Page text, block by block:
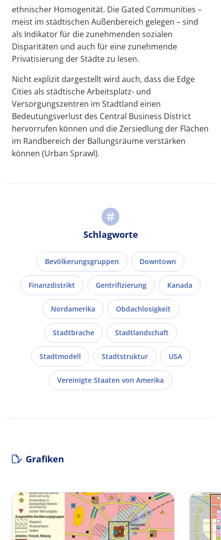
ethnischer Homogenität. Die Gated Communities –
meist im städtischen Außenbereich gelegen – sind
als Indikator für die zunehmenden sozialen
Disparitäten und auch für eine zunehmende
Privatisierung der Städte zu lesen.
Nicht explizit dargestellt wird auch, dass die Edge
Cities als städtische Arbeitsplatz- und
Versorgungszentren im Stadtland einen
Bedeutungsverlust des Central Business District
hervorrufen können und die Zersiedlung der Flächen
im Randbereich der Ballungsräume verstärken
können (Urban Sprawl).
Schlagworte
Bevölkerungsgruppen Downtown
Finanzdistrikt Gentrifizierung Kanada
Nordamerika Obdachlosigkeit
Stadtbrache Stadtlandschaft
Stadtmodell Stadtstruktur USA
Vereinigte Staaten von Amerika
Grafiken